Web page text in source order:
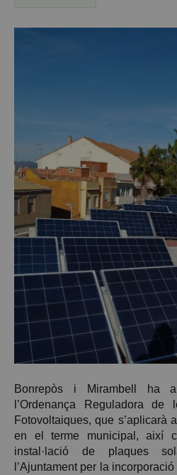
Bonrepòs i Mirambell ha
l’Ordenança Reguladora de
Fotovoltaiques, que s’aplicarà
en el terme municipal, així
instal·lació de plaques
l’Ajuntament per la